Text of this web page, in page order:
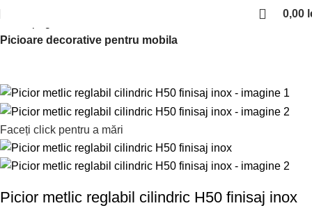
0,00
Picioare decorative pentru mobila
Faceți click pentru a mări
Picior metlic reglabil cilindric H50 finisaj inox